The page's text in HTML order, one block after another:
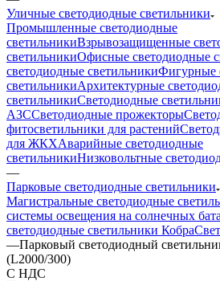
Уличные светодиодные светильники
Промышленные светодиодные
светильникиВзрывозащищенные
светильникиОфисные светодиодные
светодиодные светильникиФигурные
светильникиАрхитектурные
светильникиСветодиодные
АЗССветодиодные прожекторы
фитосветильники для растений
для ЖКХАварийные светодиодные
светильникиНизковольтные
—
Парковые светодиодные светильники
Магистральные светодиодные
системы освещения на солнечных
светодиодные светильники Кобра
—Парковый светодиодный
(L2000/300)
С НДС